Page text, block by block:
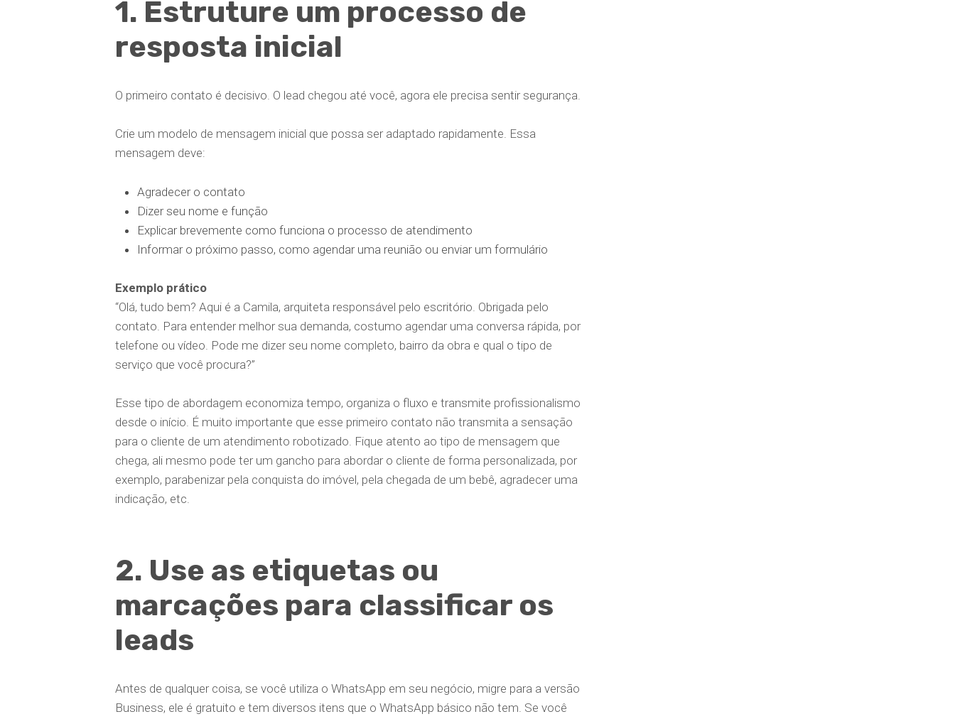
1. Estruture um processo de
resposta inicial
O primeiro contato é decisivo. O lead chegou até você, agora ele precisa sentir segurança.
Crie um modelo de mensagem inicial que possa ser adaptado rapidamente. Essa
mensagem deve:
Agradecer o contato
Dizer seu nome e função
Explicar brevemente como funciona o processo de atendimento
Informar o próximo passo, como agendar uma reunião ou enviar um formulário
Exemplo prático
“Olá, tudo bem? Aqui é a Camila, arquiteta responsável pelo escritório. Obrigada pelo
contato. Para entender melhor sua demanda, costumo agendar uma conversa rápida, por
telefone ou vídeo. Pode me dizer seu nome completo, bairro da obra e qual o tipo de
serviço que você procura?”
Esse tipo de abordagem economiza tempo, organiza o fluxo e transmite profissionalismo
desde o início. É muito importante que esse primeiro contato não transmita a sensação
para o cliente de um atendimento robotizado. Fique atento ao tipo de mensagem que
chega, ali mesmo pode ter um gancho para abordar o cliente de forma personalizada, por
exemplo, parabenizar pela conquista do imóvel, pela chegada de um bebê, agradecer uma
indicação, etc.
2. Use as etiquetas ou
marcações para classificar os
leads
Antes de qualquer coisa, se você utiliza o WhatsApp em seu negócio, migre para a versão
Business, ele é gratuito e tem diversos itens que o WhatsApp básico não tem. Se você